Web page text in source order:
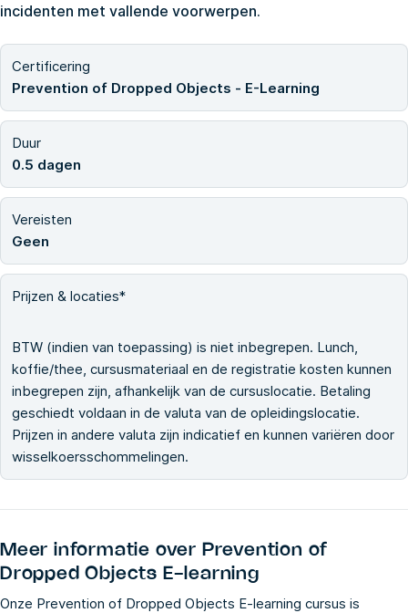
incidenten met vallende voorwerpen.
Certificering
Prevention of Dropped Objects - E-Learning
Duur
0.5 dagen
Vereisten
Geen
Prijzen & locaties*
BTW (indien van toepassing) is niet inbegrepen. Lunch,
koffie/thee, cursusmateriaal en de registratie kosten kunnen
inbegrepen zijn, afhankelijk van de cursuslocatie. Betaling
geschiedt voldaan in de valuta van de opleidingslocatie.
Prijzen in andere valuta zijn indicatief en kunnen variëren door
wisselkoersschommelingen.
Meer informatie over Prevention of
Dropped Objects E-learning
Onze Prevention of Dropped Objects E-learning cursus is